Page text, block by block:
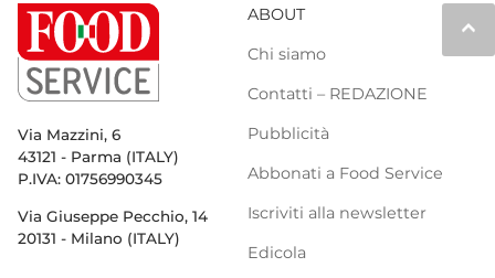
keyboard_arrow_up
Via Mazzini, 6
43121 - Parma (ITALY)
P.IVA: 01756990345
Via Giuseppe Pecchio, 14
20131 - Milano (ITALY)
ABOUT
Chi siamo
Contatti – REDAZIONE
Pubblicità
Abbonati a Food Service
Iscriviti alla newsletter
Edicola